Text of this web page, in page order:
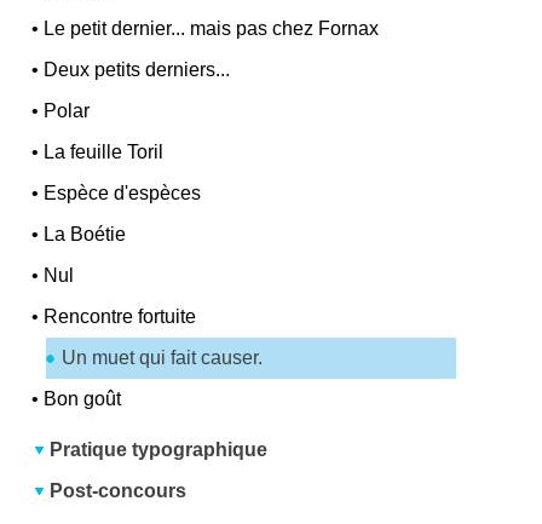
• Le petit dernier... mais pas chez Fornax
• Deux petits derniers...
• Polar
• La feuille Toril
• Espèce d'espèces
• La Boétie
• Nul
• Rencontre fortuite
Un muet qui fait causer.
• Bon goût
Pratique typographique
Post-concours